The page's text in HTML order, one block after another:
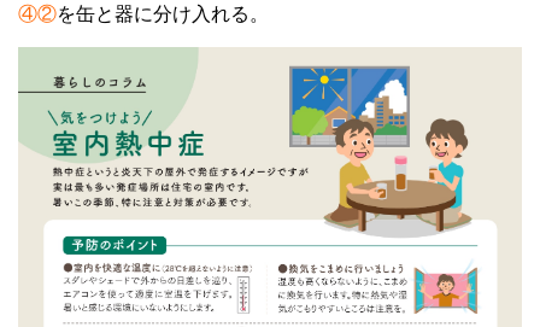
④②を缶と器に分け入れる。